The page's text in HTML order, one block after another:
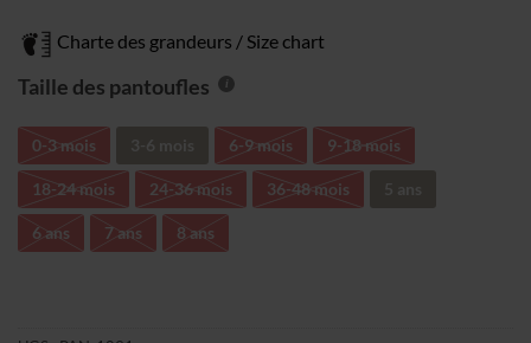
Charte des grandeurs / Size chart
Taille des pantoufles
0-3 mois 3-6 mois 6-9 mois 9-18 mois
18-24 mois 24-36 mois 36-48 mois 5 ans
6 ans 7 ans 8 ans